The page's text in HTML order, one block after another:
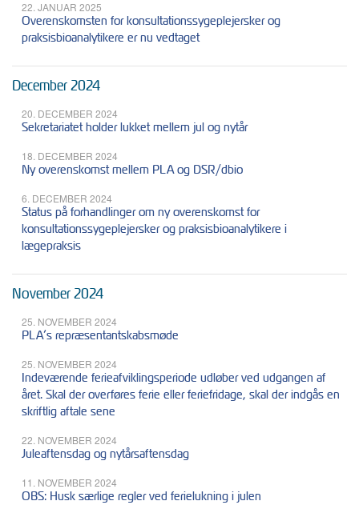
22. JANUAR 2025
Overenskomsten for konsultationssygeplejersker og
praksisbioanalytikere er nu vedtaget
December 2024
20. DECEMBER 2024
Sekretariatet holder lukket mellem jul og nytår
18. DECEMBER 2024
Ny overenskomst mellem PLA og DSR/dbio
6. DECEMBER 2024
Status på forhandlinger om ny overenskomst for
konsultationssygeplejersker og praksisbioanalytikere i
lægepraksis
November 2024
25. NOVEMBER 2024
PLA’s repræsentantskabsmøde
25. NOVEMBER 2024
Indeværende ferieafviklingsperiode udløber ved udgangen af
året. Skal der overføres ferie eller feriefridage, skal der indgås en
skriftlig aftale sene
22. NOVEMBER 2024
Juleaftensdag og nytårsaftensdag
11. NOVEMBER 2024
OBS: Husk særlige regler ved ferielukning i julen